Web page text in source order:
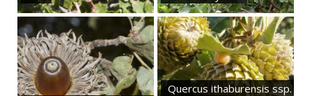
Quercus ithaburensis ssp.